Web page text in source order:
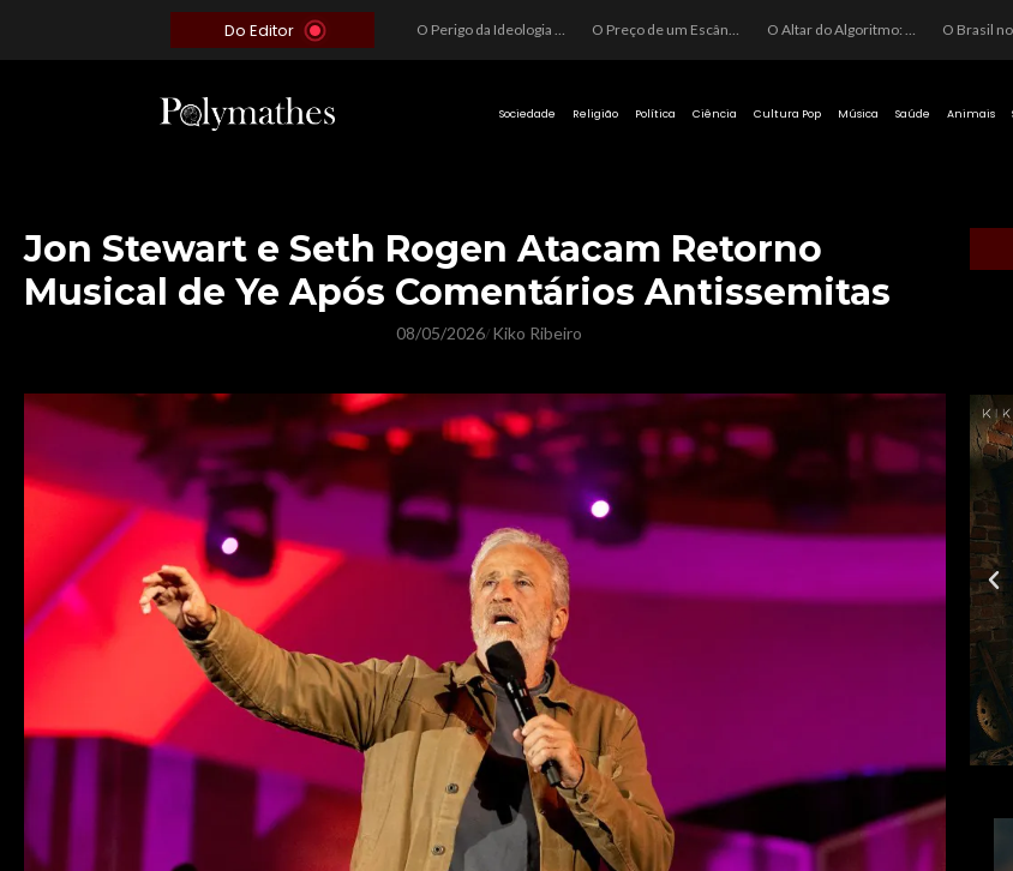
Do Editor O Perigo da Ideologia Desenfreada na Justiça: Quando a Pauta Política Substitui a Pena Criminal O Preço de um Escândalo: A Discrepância Entre o “Filme de Bolsonaro” e a Realidade do Cinema Mundial O Altar do Algoritmo: A Carência Humana e a Fabricação de Heróis no Brasil
Sociedade Religião Política Ciência Cultura Pop Música Saúde Animais
Jon Stewart e Seth Rogen Atacam Retorno
Musical de Ye Após Comentários Antissemitas
08/05/2026/ Kiko Ribeiro